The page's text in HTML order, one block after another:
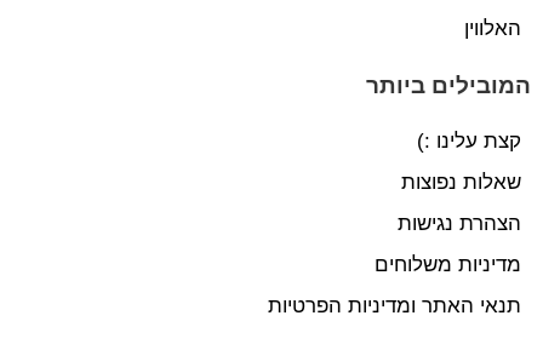
האלווין
המובילים ביותר
קצת עלינו :)
שאלות נפוצות
הצהרת נגישות
מדיניות משלוחים
תנאי האתר ומדיניות הפרטיות